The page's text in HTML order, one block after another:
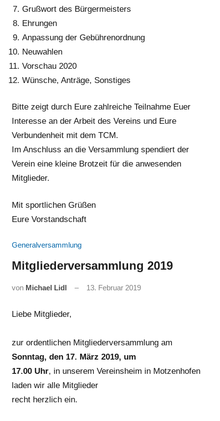
Grußwort des Bürgermeisters
Ehrungen
Anpassung der Gebührenordnung
Neuwahlen
Vorschau 2020
Wünsche, Anträge, Sonstiges
Bitte zeigt durch Eure zahlreiche Teilnahme Euer
Interesse an der Arbeit des Vereins und Eure
Verbundenheit mit dem TCM.
Im Anschluss an die Versammlung spendiert der
Verein eine kleine Brotzeit für die anwesenden
Mitglieder.
Mit sportlichen Grüßen
Eure Vorstandschaft
Generalversammlung
Mitgliederversammlung 2019
von Michael Lidl 13. Februar 2019
Liebe Mitglieder,
zur ordentlichen Mitgliederversammlung am
Sonntag, den 17. März 2019, um
17.00 Uhr, in unserem Vereinsheim in Motzenhofen
laden wir alle Mitglieder
recht herzlich ein.